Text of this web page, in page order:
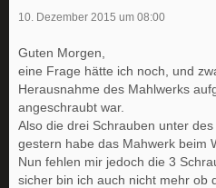
10. Dezember 2015 um 08:00
Guten Morgen,
eine Frage hätte ich noch, und
Herausnahme des Mahlwerks
angeschraubt war.
Also die drei Schrauben unter
gestern habe das Mahwerk beim
Nun fehlen mir jedoch die 3
sicher bin ich auch nicht mehr ob